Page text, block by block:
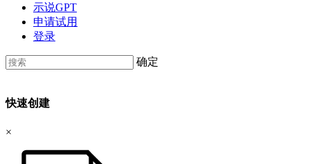
示说GPT
申请试用
登录
确定
快速创建
×